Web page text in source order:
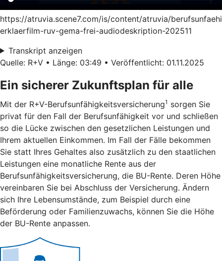
https://atruvia.scene7.com/is/content/atruvia/
erklaerfilm-ruv-gema-frei-audiodeskription-202511
Transkript anzeigen
Quelle: R+V • Länge: 03:49 • Veröffentlicht: 01.11.2025
Ein sicherer Zukunftsplan für alle
Mit der R+V-Berufsunfähigkeitsversicherung1 sorgen Sie
privat für den Fall der Berufsunfähigkeit vor und schließen
so die Lücke zwischen den gesetzlichen Leistungen und
Ihrem aktuellen Einkommen. Im Fall der Fälle bekommen
Sie statt Ihres Gehaltes also zusätzlich zu den staatlichen
Leistungen eine monatliche Rente aus der
Berufsunfähigkeitsversicherung, die BU-Rente. Deren Höhe
vereinbaren Sie bei Abschluss der Versicherung. Ändern
sich Ihre Lebensumstände, zum Beispiel durch eine
Beförderung oder Familienzuwachs, können Sie die Höhe
der BU-Rente anpassen.